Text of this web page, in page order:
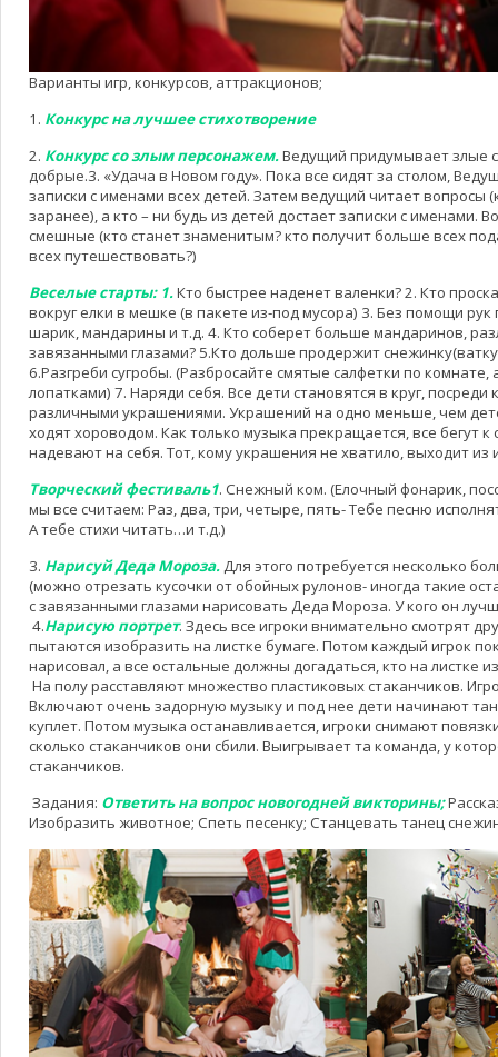
Варианты игр, конкурсов, аттракционов;
1. Конкурс на лучшее стихотворение
2. Конкурс со злым персонажем.Ведущий придумывает злые
добрые.3. «Удача в Новом году». Пока все сидят за столом,
записки с именами всех детей. Затем ведущий читает вопросы
заранее), а кто – ни будь из детей достает записки с именами.
смешные (кто станет знаменитым? кто получит больше всех
всех путешествовать?)
Веселые старты: 1.Кто быстрее наденет валенки? 2. Кто
вокруг елки в мешке (в пакете из-под мусора) 3. Без помощи
шарик, мандарины и т.д. 4. Кто соберет больше мандаринов,
завязанными глазами? 5.Кто дольше продержит
6.Разгреби сугробы. (Разбросайте смятые салфетки по комнате,
лопатками) 7. Наряди себя. Все дети становятся в круг, посреди
различными украшениями. Украшений на одно меньше, чем
ходят хороводом. Как только музыка прекращается, все бегут
надевают на себя. Тот, кому украшения не хватило, выходит из
Творческий фестиваль1. Снежный ком. (Елочный фонарик,
мы все считаем: Раз, два, три, четыре, пять- Тебе песню
А тебе стихи читать…и т.д.)
3. Нарисуй Деда Мороза. Для этого потребуется несколько
(можно отрезать кусочки от обойных рулонов- иногда такие
с завязанными глазами нарисовать Деда Мороза. У кого он
4.Нарисую портрет. Здесь все игроки внимательно смотрят
пытаются изобразить на листке бумаге. Потом каждый игрок
нарисовал, а все остальные должны догадаться, кто на листке
На полу расставляют множество пластиковых стаканчиков.
Включают очень задорную музыку и под нее дети начинают
куплет. Потом музыка останавливается, игроки снимают
сколько стаканчиков они сбили. Выигрывает та команда, у
стаканчиков.
Задания: Ответить на вопрос новогодней викторины;
Изобразить животное; Спеть песенку; Станцевать танец